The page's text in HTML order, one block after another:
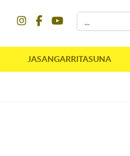
JASANGARRITASUNA